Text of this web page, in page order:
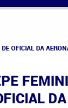
OFICIAL DA